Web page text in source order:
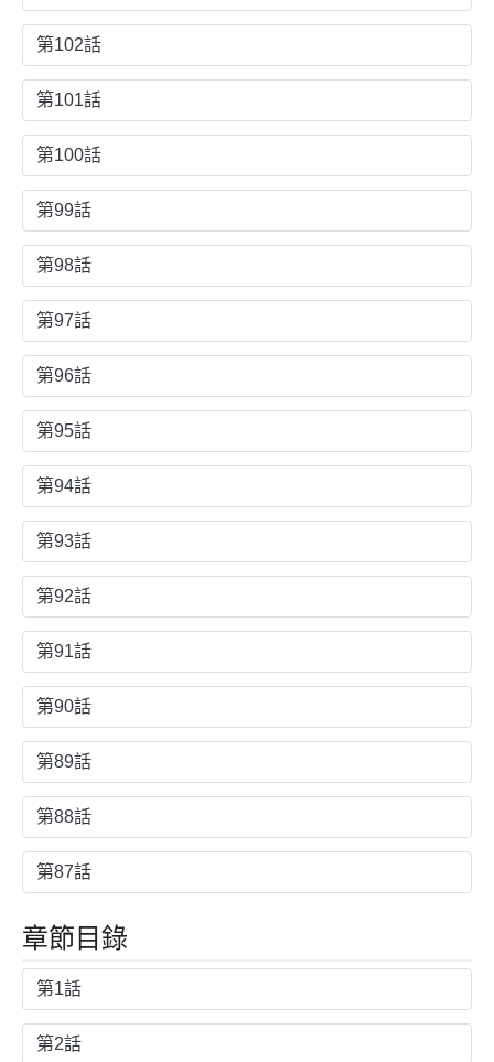
第102話
第101話
第100話
第99話
第98話
第97話
第96話
第95話
第94話
第93話
第92話
第91話
第90話
第89話
第88話
第87話
章節目錄
第1話
第2話